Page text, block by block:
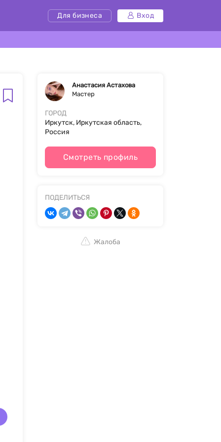
Для бизнеса Вход
Анастасия Астахова
Мастер
ГОРОД
Иркутск, Иркутская область,
Россия
Смотреть профиль
ПОДЕЛИТЬСЯ
Жалоба